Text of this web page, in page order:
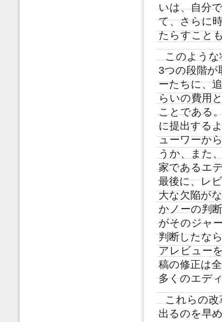
いは、自分
て、さらに
たらすこと
このよう
3つの段階が
ーたちに、
らいの費用
ことである
に提出する
ューワーか
うか、また
家であるエ
最後に、レ
大な欠陥が
かノーの判
がそのジャ
判断したな
アレビュー
稿の修正は
多くのエデ
これらの
出るのを早